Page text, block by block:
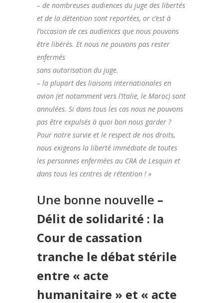
– de nombreuses audiences du juge des libertés
et de la détention sont reportées, or c’est à
l’occasion de ces audiences que nous pouvons
être libérés. Et nous ne pouvons pas rester
enfermés
sans autorisation du juge.
– la plupart des liaisons internationales en
avion (et notamment vers l’Italie, le Maroc) sont
annulées. Si dans tous les cas nous ne pouvons
pas être expulsés à quoi bon nous garder ?
Pour notre survie et le respect de nos droits,
nous exigeons la liberté immédiate de toutes
les personnes enfermées au CRA de Lesquin et
dans tous les centres de rétention ! »
Une bonne nouvelle –
Délit de solidarité : la
Cour de cassation
tranche le débat stérile
entre « acte
humanitaire » et « acte